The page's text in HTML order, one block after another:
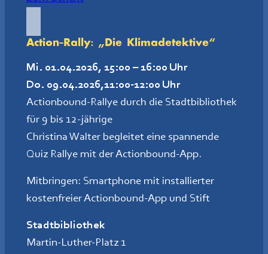
Action-Rally: „Die Klimadetektive“
Mi. 01.04.2026, 15:00 – 16:00 Uhr
Do. 09.04.2026,11:00-12:00 Uhr
Actionbound-Rallye durch die Stadtbibliothek
für 9 bis 12-jährige
Christina Walter begleitet eine spannende
Quiz Rallye mit der Actionbound-App.
Mitbringen: Smartphone mit installierter
kostenfreier Actionbound-App und Stift
Stadtbibliothek
Martin-Luther-Platz 1